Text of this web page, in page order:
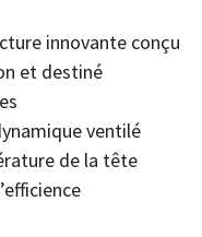
innovante conçu
et destiné
ventilé
de la tête